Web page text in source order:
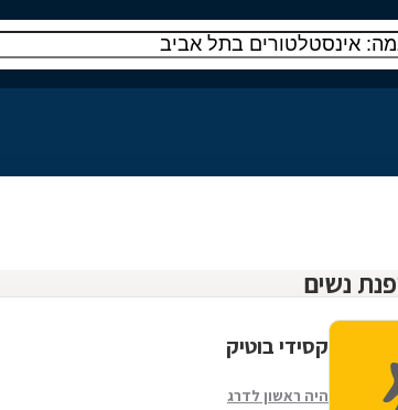
קסידי בוטיק
היה ראשון לדרג